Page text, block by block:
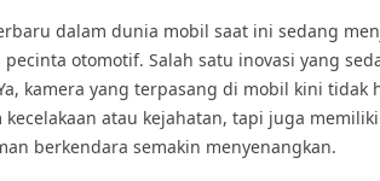
dalam dunia mobil saat ini sedang
pecinta otomotif. Salah satu inovasi yang
kamera yang terpasang di mobil kini
kecelakaan atau kejahatan, tapi juga
berkendara semakin menyenangkan.